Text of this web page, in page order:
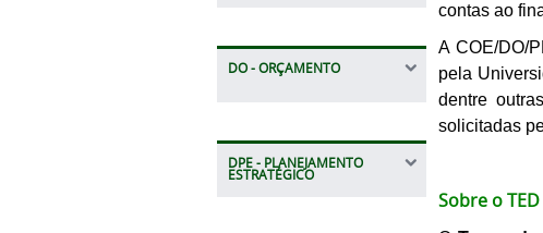
DO - ORÇAMENTO
DPE - PLANEJAMENTO
ESTRATÉGICO
contas ao
A COE/DO/
pela
dentre
solicitadas
Sobre o TED